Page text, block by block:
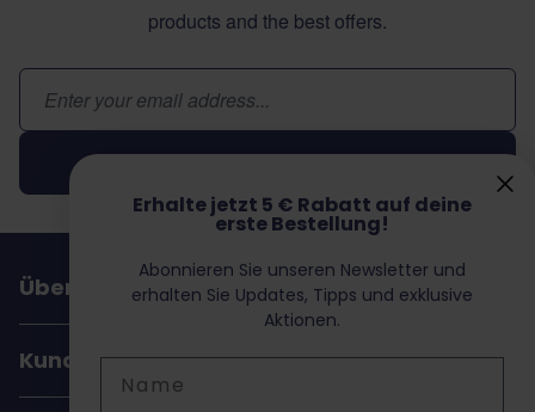
products and the best offers.
E-Mail-Adresse
Abonnieren
Über Dochorse
Kundenservice
Erhalte jetzt 5 € Rabatt auf deine
erste Bestellung!
Abonnieren Sie unseren Newsletter und
erhalten Sie Updates, Tipps und exklusive
Aktionen.